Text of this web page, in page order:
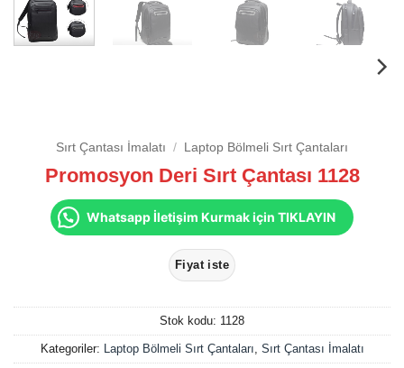
Sırt Çantası İmalatı / Laptop Bölmeli Sırt Çantaları
Promosyon Deri Sırt Çantası 1128
Whatsapp İletişim Kurmak için TIKLAYIN
Stok kodu: 1128
Kategoriler: Laptop Bölmeli Sırt Çantaları, Sırt Çantası İmalatı